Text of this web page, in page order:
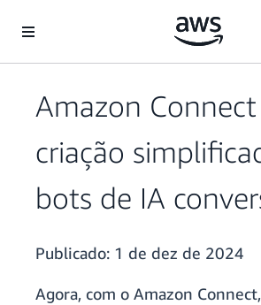
Pular para o conteúdo principal
Amazon
criação
bots de IA
Publicado: 1 de dez de 2024
Agora, com o Amazon